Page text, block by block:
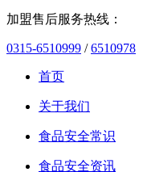
加盟售后服务热线：
0315-6510999 /6510978
首页
关于我们
食品安全常识
食品安全资讯